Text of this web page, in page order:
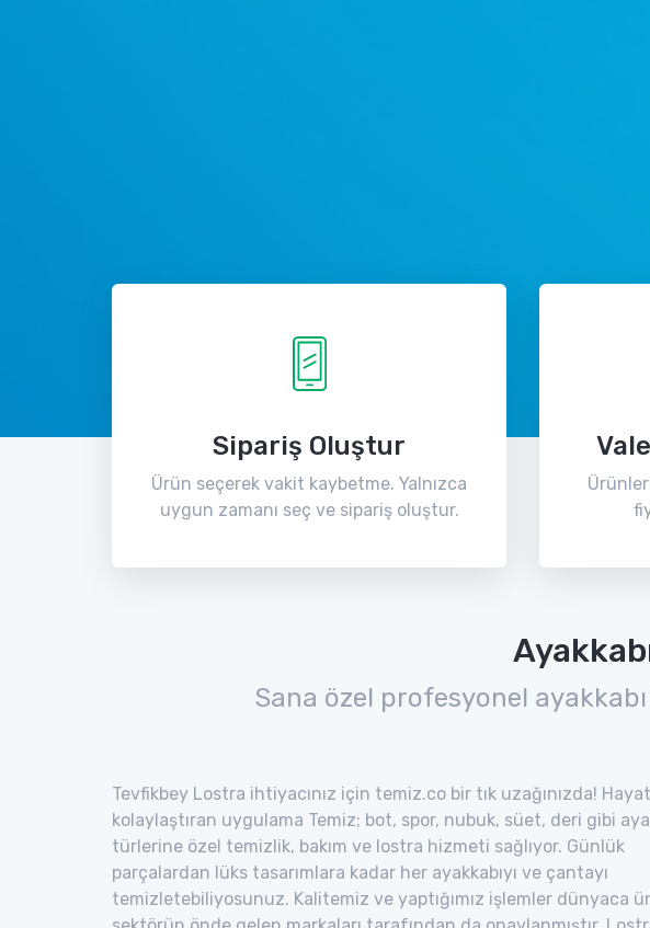
Sipariş Oluştur
Ürün seçerek vakit kaybetme. Yalnızca
uygun zamanı seç ve sipariş oluştur.
Sana özel profesyonel
Tevfikbey Lostra ihtiyacınız için temiz.co bir tık uzağınızda!
kolaylaştıran uygulama Temiz; bot, spor, nubuk, süet, deri gibi
türlerine özel temizlik, bakım ve lostra hizmeti sağlıyor. Günlük
parçalardan lüks tasarımlara kadar her ayakkabıyı ve çantayı
temizletebiliyosunuz. Kalitemiz ve yaptığımız işlemler dünyaca